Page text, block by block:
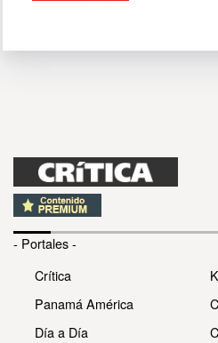
- Portales -
Crítica
Panamá América
Día a Día